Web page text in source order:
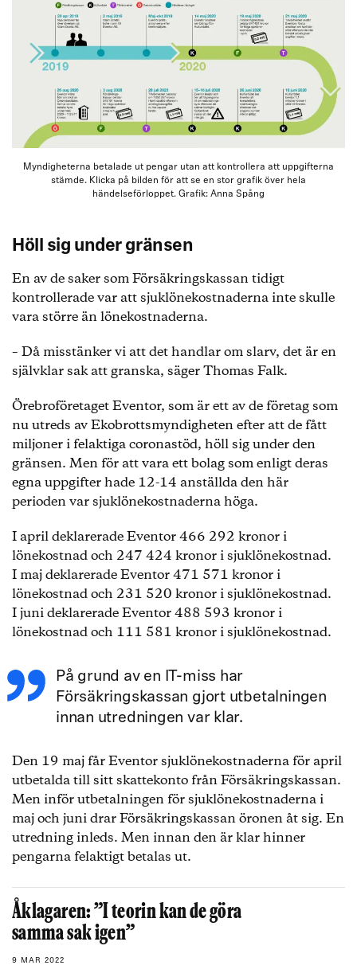
Myndigheterna betalade ut pengar utan att kontrollera att uppgifterna
stämde. Klicka på bilden för att se en stor grafik över hela
händelseförloppet. Grafik: Anna Spång
Höll sig under gränsen
En av de saker som Försäkringskassan tidigt
kontrollerade var att sjuklönekostnaderna inte skulle
vara större än lönekostnaderna.
– Då misstänker vi att det handlar om slarv, det är en
självklar sak att granska, säger Thomas Falk.
Örebroföretaget Eventor, som är ett av de företag som
nu utreds av Ekobrottsmyndigheten efter att de fått
miljoner i felaktiga coronastöd, höll sig under den
gränsen. Men för att vara ett bolag som enligt deras
egna uppgifter hade 12-14 anställda den här
perioden var sjuklönekostnaderna höga.
I april deklarerade Eventor 466 292 kronor i
lönekostnad och 247 424 kronor i sjuklönekostnad.
I maj deklarerade Eventor 471 571 kronor i
lönekostnad och 231 520 kronor i sjuklönekostnad.
I juni deklarerade Eventor 488 593 kronor i
lönekostnad och 111 581 kronor i sjuklönekostnad.
På grund av en IT-miss har
Försäkringskassan gjort utbetalningen
innan utredningen var klar.
Den 19 maj får Eventor sjuklönekostnaderna för april
utbetalda till sitt skattekonto från Försäkringskassan.
Men inför utbetalningen för sjuklönekostnaderna i
maj och juni drar Försäkringskassan öronen åt sig. En
utredning inleds. Men innan den är klar hinner
pengarna felaktigt betalas ut.
Åklagaren: ”I teorin kan de göra
samma sak igen”
9 MAR 2022